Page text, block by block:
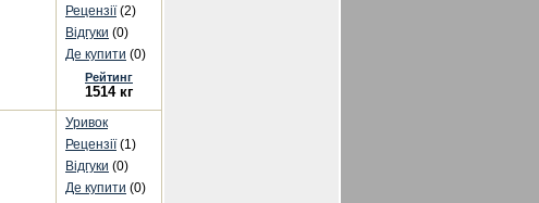
Рецензії(2)
Відгуки (0)
Де купити (0)
Рейтинг
1514 кг
Уривок
Рецензії(1)
Відгуки (0)
Де купити (0)